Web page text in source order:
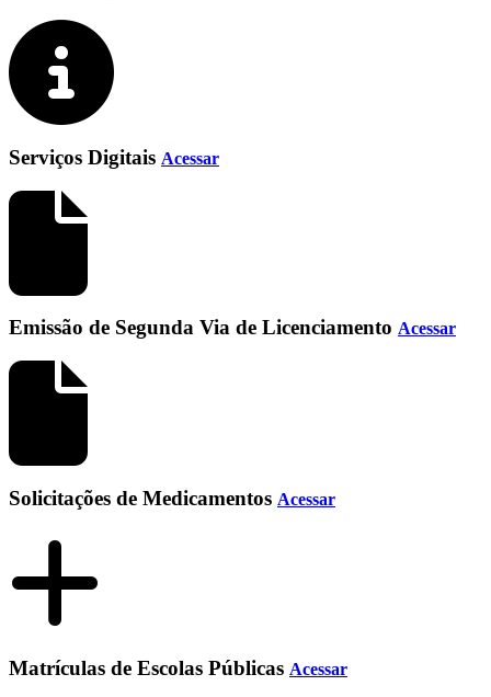
Serviços Digitais Acessar
Emissão de Segunda Via de Licenciamento Acessar
Solicitações de Medicamentos Acessar
Matrículas de Escolas Públicas Acessar